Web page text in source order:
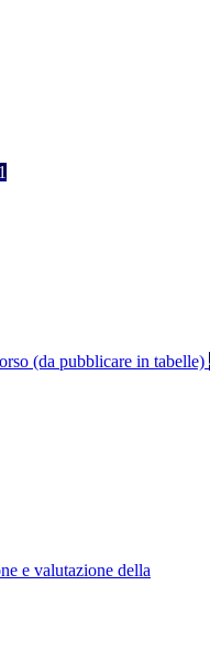
(da pubblicare in tabelle)
e valutazione della